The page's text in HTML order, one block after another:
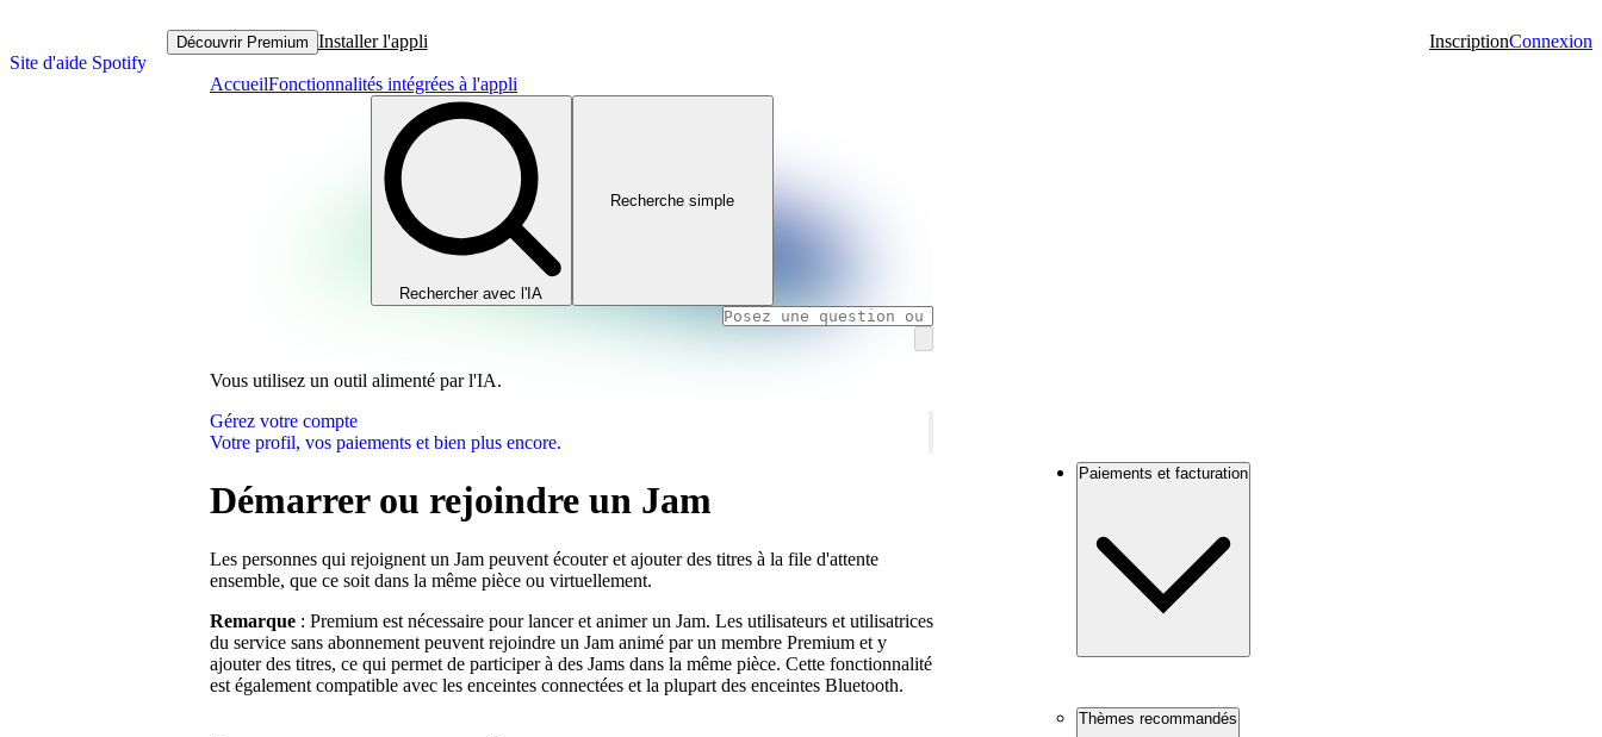
Site d'aide Spotify
Découvrir Premium Installer l'appli InscriptionConnexion
AccueilFonctionnalités intégrées à l'appli
Rechercher avec l'IA
Recherche simple
Vous utilisez un outil alimenté par l'IA.
Gérez votre compte
Votre profil, vos paiements et bien plus encore.
Démarrer ou rejoindre un Jam
Les personnes qui rejoignent un Jam peuvent écouter et ajouter des titres à la file d'attente
ensemble, que ce soit dans la même pièce ou virtuellement.
Remarque : Premium est nécessaire pour lancer et animer un Jam. Les utilisateurs et utilisatrices
du service sans abonnement peuvent rejoindre un Jam animé par un membre Premium et y
ajouter des titres, ce qui permet de participer à des Jams dans la même pièce. Cette fonctionnalité
est également compatible avec les enceintes connectées et la plupart des enceintes Bluetooth.
Paiements et facturation
Thèmes recommandés